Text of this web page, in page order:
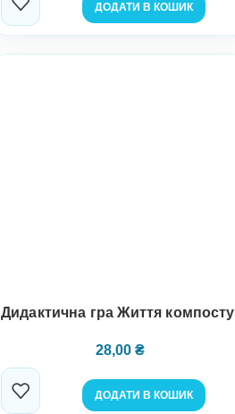
ДОДАТИ В КОШИК
Дидактична гра Життя компосту
28,00₴
ДОДАТИ В КОШИК